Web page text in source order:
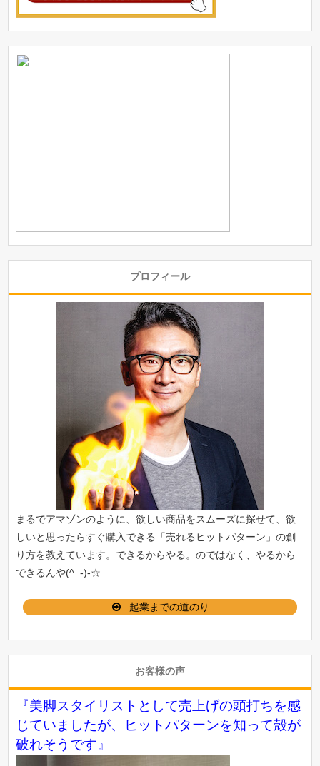
プロフィール
まるでアマゾンのように、欲しい商品をスムーズに探せて、欲
しいと思ったらすぐ購入できる「売れるヒットパターン 」の創
り方を教えています。できるからやる。のではなく、やるから
できるんや(^_-)-☆
起業までの道のり
お客様の声
『美脚スタイリストとして売上げの頭打ちを感
じていましたが、ヒットパターンを知って殻が
破れそうです』